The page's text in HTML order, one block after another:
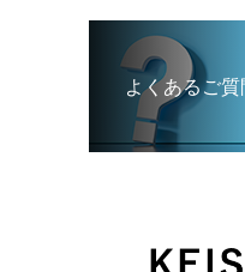
よくあるご質